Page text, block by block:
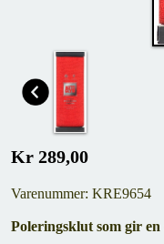
Kr 289,00
Varenummer: KRE9654
Poleringsklut som gir